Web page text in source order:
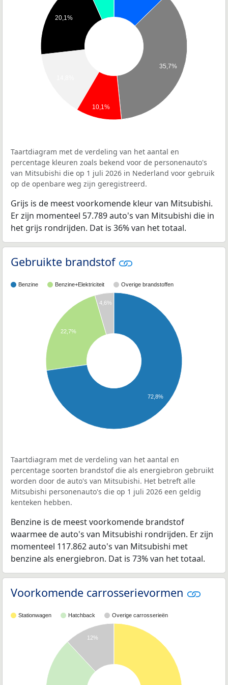
35,7%
20,1%
10,1%
Taartdiagram met de verdeling van het aantal en
percentage kleuren zoals bekend voor de personenauto's
van Mitsubishi die op 1 juli 2026 in Nederland voor gebruik
op de openbare weg zijn geregistreerd.
Grijs is de meest voorkomende kleur van Mitsubishi.
Er zijn momenteel 57.789 auto's van Mitsubishi die in
het grijs rondrijden. Dat is 36% van het totaal.
Gebruikte brandstof
Benzine Benzine+Elektriciteit Overige brandstoffen
4,6%
22,7%
72,8%
Taartdiagram met de verdeling van het aantal en
percentage soorten brandstof die als energiebron gebruikt
worden door de auto's van Mitsubishi. Het betreft alle
Mitsubishi personenauto's die op 1 juli 2026 een geldig
kenteken hebben.
Benzine is de meest voorkomende brandstof
waarmee de auto's van Mitsubishi rondrijden. Er zijn
momenteel 117.862 auto's van Mitsubishi met
benzine als energiebron. Dat is 73% van het totaal.
Voorkomende carrosserievormen
Stationwagen Hatchback Overige carrosserieën
12%